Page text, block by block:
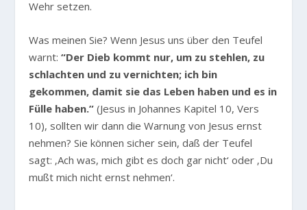
Wehr setzen.
Was meinen Sie? Wenn Jesus uns über den Teufel
warnt:“Der Dieb kommt nur, um zu stehlen, zu
schlachten und zu vernichten; ich bin
gekommen, damit sie das Leben haben und es in
Fülle haben.” (Jesus in Johannes Kapitel 10, Vers
10), sollten wir dann die Warnung von Jesus ernst
nehmen? Sie können sicher sein, daß der Teufel
sagt: ‚Ach was, mich gibt es doch gar nicht‘ oder ‚Du
mußt mich nicht ernst nehmen‘.